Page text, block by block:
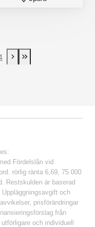
Next page
Last Page
Fördelslån vid
rörlig ränta 6,69, 75 000
Restskulden är baserad
och
prisförändringar
från
och individuell